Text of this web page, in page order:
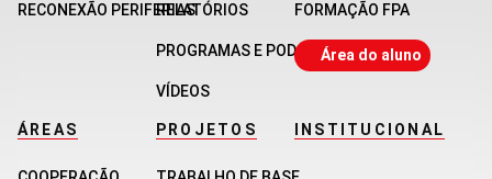
RECONEXÃO PERIFERIASRELATÓRIOS
PROGRAMAS E PODCASTS
VÍDEOS
FORMAÇÃO FPA
Área do aluno
ÁREAS PROJETOS INSTITUCIONAL